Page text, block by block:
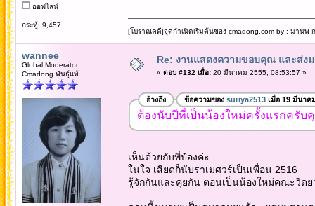
ออฟไลน์
กระทู้: 9,457
[โบราณคดี]จุดกำเนิดเริ่มต้นของ cmadong.com by : มานพ
wannee
Global Moderator
Cmadong พันธุ์แท้
Re: งานแสดงความขอบคุณ และส่ง
« ตอบ #132 เมื่อ:20 มีนาคม 2555, 08:53:57 »
อ้างถึง ข้อความของ suriya2513เมื่อ 19 มีนาค
ต้องนับปีที่เป็นน้องใหม่ครั้งแรกครั
เห็นด้วยกับพี่ป๋องค่ะ
ในใจ เสียดก็นับราเมศวร์เป็นเพื่อน 2516
รู้จักกันและคุยกัน ตอนเป็นน้องใหม่คณะวิดย